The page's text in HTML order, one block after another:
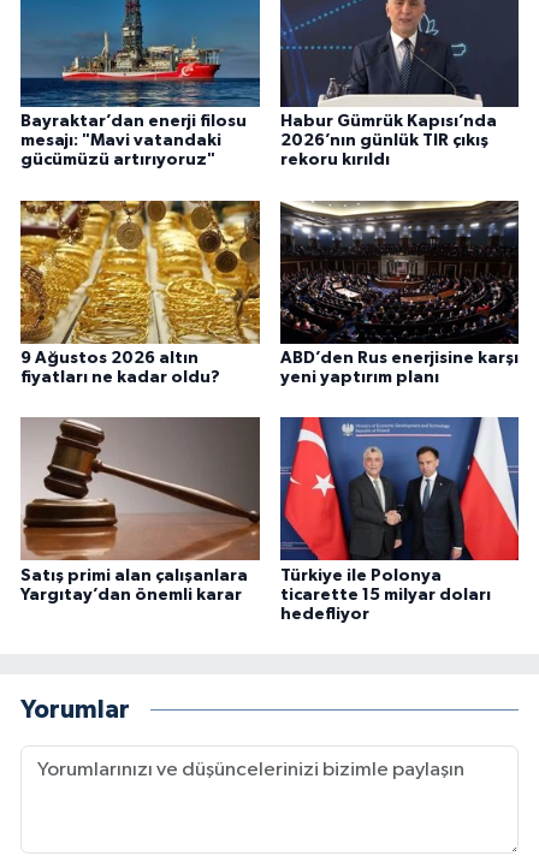
Bayraktar’dan enerji filosu
mesajı: "Mavi vatandaki
gücümüzü artırıyoruz"
Habur Gümrük Kapısı’nda
2026’nın günlük TIR çıkış
rekoru kırıldı
9 Ağustos 2026 altın
fiyatları ne kadar oldu?
ABD’den Rus enerjisine karşı
yeni yaptırım planı
Satış primi alan çalışanlara
Yargıtay’dan önemli karar
Türkiye ile Polonya
ticarette 15 milyar doları
hedefliyor
Yorumlar